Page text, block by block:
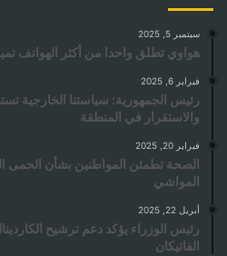
سبتمبر 5, 2025
هواوي تطلق واحدا من أكثر الهواتف
فبراير 6, 2025
رئيس الجمهورية: سياستنا الخارجية
والاستقرار في المنطقة
فبراير 20, 2025
الصحة تطمئن المواطنين بشأن الحمى
المواشي
أبريل 22, 2025
رئيس الوزراء يؤكد دعم ترشيح
الفاتيكان